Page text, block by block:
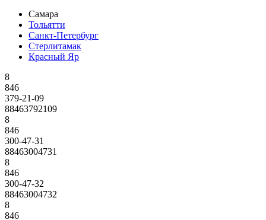
Самара
Тольятти
Санкт-Петербург
Стерлитамак
Красный Яр
8
846
379-21-09
88463792109
8
846
300-47-31
88463004731
8
846
300-47-32
88463004732
8
846